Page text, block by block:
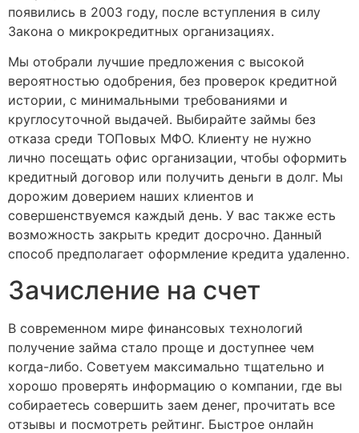
появились в 2003 году, после вступления в силу
Закона о микрокредитных организациях.
Мы отобрали лучшие предложения с высокой
вероятностью одобрения, без проверок кредитной
истории, с минимальными требованиями и
круглосуточной выдачей. Выбирайте займы без
отказа среди ТОПовых МФО. Клиенту не нужно
лично посещать офис организации, чтобы оформить
кредитный договор или получить деньги в долг. Мы
дорожим доверием наших клиентов и
совершенствуемся каждый день. У вас также есть
возможность закрыть кредит досрочно. Данный
способ предполагает оформление кредита удаленно.
Зачисление на счет
В современном мире финансовых технологий
получение займа стало проще и доступнее чем
когда-либо. Советуем максимально тщательно и
хорошо проверять информацию о компании, где вы
собираетесь совершить заем денег, прочитать все
отзывы и посмотреть рейтинг. Быстрое онлайн